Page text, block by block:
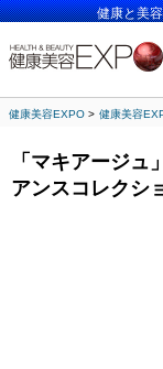
健康と美
健康美容EXPO 健康美容
「マキアージュ
アンスコレクシ